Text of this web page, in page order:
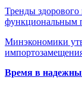
Тренды здорового
функциональным
Минэкономики
Время в